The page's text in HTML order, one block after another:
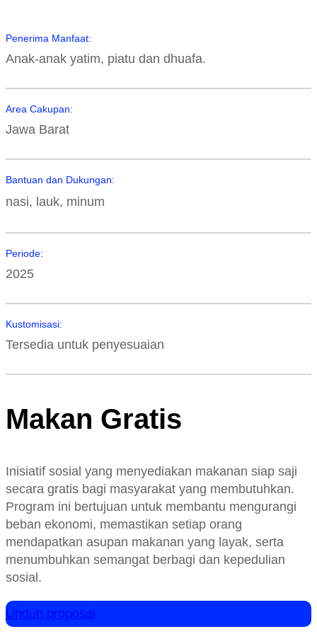
Penerima Manfaat:
Anak-anak yatim, piatu dan dhuafa.
Area Cakupan:
Jawa Barat
Bantuan dan Dukungan:
nasi, lauk, minum
Periode:
2025
Kustomisasi:
Tersedia untuk penyesuaian
Makan Gratis
Inisiatif sosial yang menyediakan makanan siap saji
secara gratis bagi masyarakat yang membutuhkan.
Program ini bertujuan untuk membantu mengurangi
beban ekonomi, memastikan setiap orang
mendapatkan asupan makanan yang layak, serta
menumbuhkan semangat berbagi dan kepedulian
sosial.
Unduh proposal